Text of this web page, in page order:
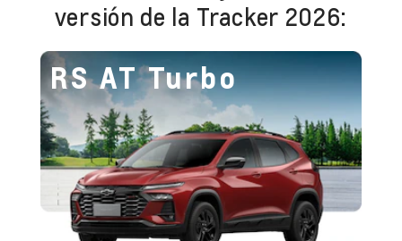
versión de la Tracker 2026:
RS AT Turbo